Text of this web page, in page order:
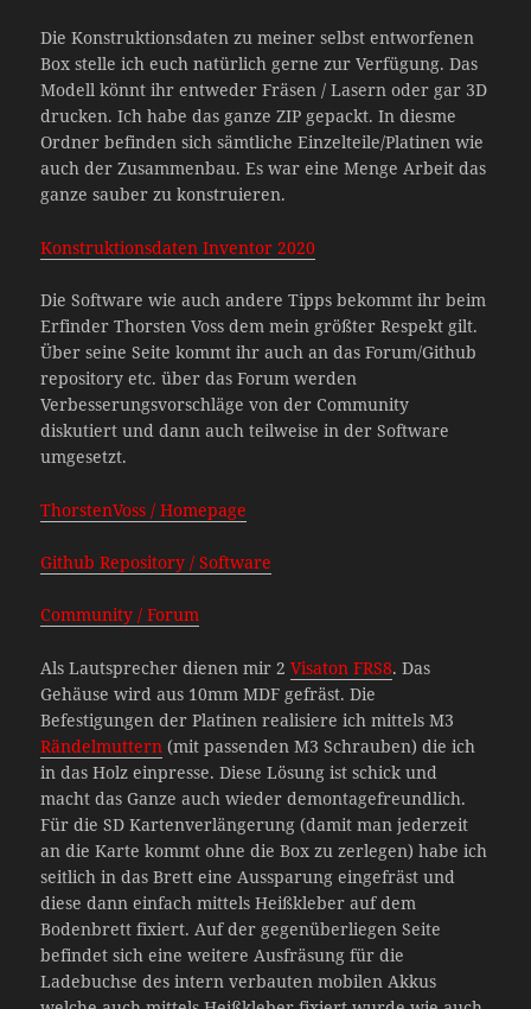
Die Konstruktionsdaten zu meiner selbst entworfenen
Box stelle ich euch natürlich gerne zur Verfügung. Das
Modell könnt ihr entweder Fräsen / Lasern oder gar 3D
drucken. Ich habe das ganze ZIP gepackt. In diesme
Ordner befinden sich sämtliche Einzelteile/Platinen wie
auch der Zusammenbau. Es war eine Menge Arbeit das
ganze sauber zu konstruieren.
Konstruktionsdaten Inventor 2020
Die Software wie auch andere Tipps bekommt ihr beim
Erfinder Thorsten Voss dem mein größter Respekt gilt.
Über seine Seite kommt ihr auch an das Forum/Github
repository etc. über das Forum werden
Verbesserungsvorschläge von der Community
diskutiert und dann auch teilweise in der Software
umgesetzt.
ThorstenVoss / Homepage
Github Repository / Software
Community / Forum
Als Lautsprecher dienen mir 2Visaton FRS8. Das
Gehäuse wird aus 10mm MDF gefräst. Die
Befestigungen der Platinen realisiere ich mittels M3
Rändelmuttern (mit passenden M3 Schrauben) die ich
in das Holz einpresse. Diese Lösung ist schick und
macht das Ganze auch wieder demontagefreundlich.
Für die SD Kartenverlängerung (damit man jederzeit
an die Karte kommt ohne die Box zu zerlegen) habe ich
seitlich in das Brett eine Aussparung eingefräst und
diese dann einfach mittels Heißkleber auf dem
Bodenbrett fixiert. Auf der gegenüberliegen Seite
befindet sich eine weitere Ausfräsung für die
Ladebuchse des intern verbauten mobilen Akkus